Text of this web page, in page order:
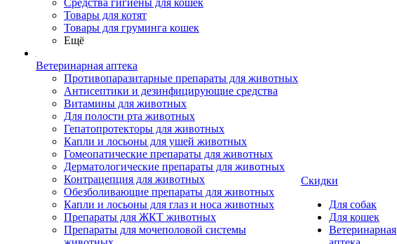
Средства гигиены для кошек
Товары для котят
Товары для груминга кошек
Ещё
Ветеринарная аптека
Противопаразитарные препараты для животных
Антисептики и дезинфицирующие средства
Витамины для животных
Для полости рта животных
Гепатопротекторы для животных
Капли и лосьоны для ушей животных
Гомеопатические препараты для животных
Дерматологические препараты для животных
Контрацепция для животных
Обезболивающие препараты для животных
Капли и лосьоны для глаз и носа животных
Препараты для ЖКТ животных
Препараты для мочеполовой системы
Скидки
Для собак
Для кошек
Ветеринарная